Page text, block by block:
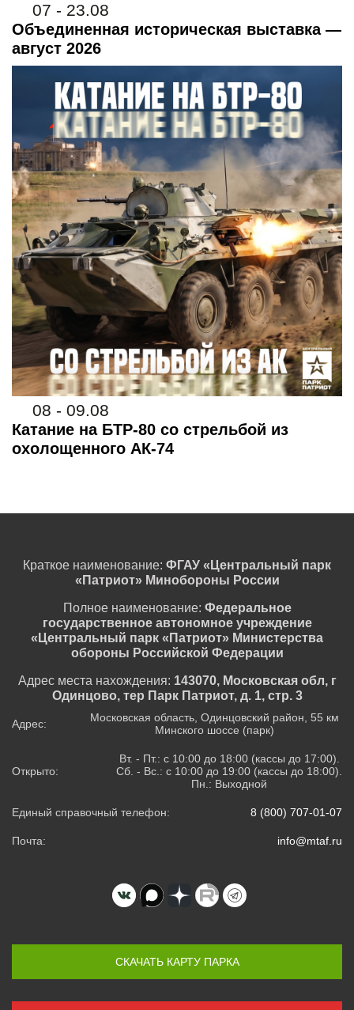
07 - 23.08
Объединенная историческая выставка —
август 2026
08 - 09.08
Катание на БТР-80 со стрельбой из
охолощенного АК-74
Краткое наименование: ФГАУ «Центральный парк
«Патриот» Минобороны России
Полное наименование: Федеральное
государственное автономное учреждение
«Центральный парк «Патриот» Министерства
обороны Российской Федерации
Адрес места нахождения: 143070, Московская обл, г
Одинцово, тер Парк Патриот, д. 1, стр. 3
Адрес:
Московская область, Одинцовский район, 55 км
Минского шоссе (парк)
Открыто:
Вт. - Пт.: с 10:00 до 18:00 (кассы до 17:00).
Сб. - Вс.: с 10:00 до 19:00 (кассы до 18:00).
Пн.: Выходной
Единый справочный телефон: 8 (800) 707-01-07
Почта: info@mtaf.ru
СКАЧАТЬ КАРТУ ПАРКА